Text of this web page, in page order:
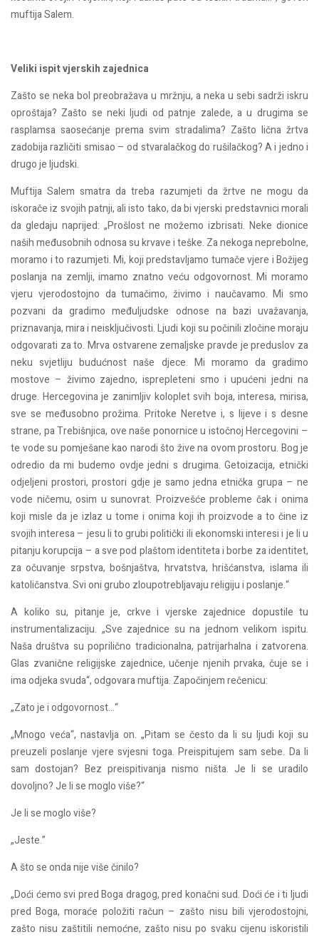
muftija Salem.
Veliki ispit vjerskih zajednica
Zašto se neka bol preobražava u mržnju, a neka u sebi sadrži iskru
oproštaja? Zašto se neki ljudi od patnje zalede, a u drugima se
rasplamsa saosećanje prema svim stradalima? Zašto lična žrtva
zadobija različiti smisao – od stvaralačkog do rušilačkog? A i jedno i
drugo je ljudski.
Muftija Salem smatra da treba razumjeti da žrtve ne mogu da
iskorače iz svojih patnji, ali isto tako, da bi vjerski predstavnici morali
da gledaju naprijed: „Prošlost ne možemo izbrisati. Neke dionice
naših međusobnih odnosa su krvave i teške. Za nekoga neprebolne,
moramo i to razumjeti. Mi, koji predstavljamo tumače vjere i Božijeg
poslanja na zemlji, imamo znatno veću odgovornost. Mi moramo
vjeru vjerodostojno da tumačimo, živimo i naučavamo. Mi smo
pozvani da gradimo međuljudske odnose na bazi uvažavanja,
priznavanja, mira i neisključivosti. Ljudi koji su počinili zločine moraju
odgovarati za to. Mrva ostvarene zemaljske pravde je preduslov za
neku svjetliju budućnost naše djece. Mi moramo da gradimo
mostove – živimo zajedno, isprepleteni smo i upućeni jedni na
druge. Hercegovina je zanimljiv koloplet svih boja, interesa, mirisa,
sve se međusobno prožima. Pritoke Neretve i, s lijeve i s desne
strane, pa Trebišnjica, ove naše ponornice u istočnoj Hercegovini –
te vode su pomješane kao narodi što žive na ovom prostoru. Bog je
odredio da mi budemo ovdje jedni s drugima. Getoizacija, etnički
odjeljeni prostori, prostori gdje je samo jedna etnička grupa – ne
vode ničemu, osim u sunovrat. Proizvešće probleme čak i onima
koji misle da je izlaz u tome i onima koji ih proizvode a to čine iz
svojih interesa – jesu li to grubi politički ili ekonomski interesi i je li u
pitanju korupcija – a sve pod plaštom identiteta i borbe za identitet,
za očuvanje srpstva, bošnjaštva, hrvatstva, hrišćanstva, islama ili
katoličanstva. Svi oni grubo zloupotrebljavaju religiju i poslanje.“
A koliko su, pitanje je, crkve i vjerske zajednice dopustile tu
instrumentalizaciju. „Sve zajednice su na jednom velikom ispitu.
Naša društva su poprilično tradicionalna, patrijarhalna i zatvorena.
Glas zvanične religijske zajednice, učenje njenih prvaka, čuje se i
ima odjeka svuda“, odgovara muftija. Započinjem rečenicu:
„Zato je i odgovornost…“
„Mnogo veća“, nastavlja on. „Pitam se često da li su ljudi koji su
preuzeli poslanje vjere svjesni toga. Preispitujem sam sebe. Da li
sam dostojan? Bez preispitivanja nismo ništa. Je li se uradilo
dovoljno? Je li se moglo više?“
Je li se moglo više?
„Jeste.”
A što se onda nije više činilo?
„Doći ćemo svi pred Boga dragog, pred konačni sud. Doći će i ti ljudi
pred Boga, moraće položiti račun – zašto nisu bili vjerodostojni,
zašto nisu zaštitili nemoćne, zašto nisu po svaku cijenu iskoristili